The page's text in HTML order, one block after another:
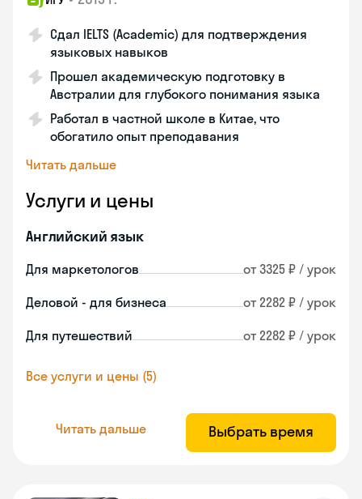
Сдал IELTS (Academic) для подтверждения
языковых навыков
Прошел академическую подготовку в
Австралии для глубокого понимания языка
Работал в частной школе в Китае, что
обогатило опыт преподавания
Читать дальше
Услуги и цены
Английский язык
Для маркетологов от 3325 ₽ / урок
Деловой - для бизнеса от 2282 ₽ / урок
Для путешествий от 2282 ₽ / урок
Все услуги и цены (5)
Читать дальше Выбрать время